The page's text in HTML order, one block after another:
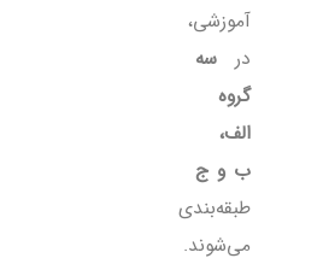
آموزشی،
درسه
گروه
الف،
ب و ج
طبقه‌بندی
می‌شوند.